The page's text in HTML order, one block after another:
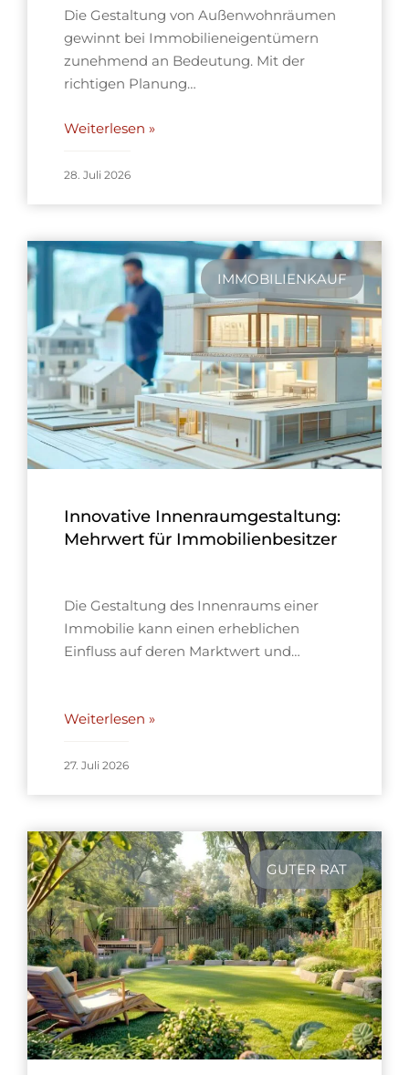
Die Gestaltung von Außenwohnräumen
gewinnt bei Immobilieneigentümern
zunehmend an Bedeutung. Mit der
richtigen Planung…
Weiterlesen »
28. Juli 2026
IMMOBILIENKAUF
Innovative Innenraumgestaltung:
Mehrwert für Immobilienbesitzer
Die Gestaltung des Innenraums einer
Immobilie kann einen erheblichen
Einfluss auf deren Marktwert und…
Weiterlesen »
27. Juli 2026
GUTER RAT